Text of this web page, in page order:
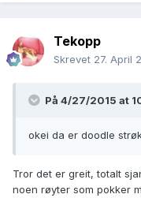
Tekopp
Skrevet 27. April
På 4/27/2015 at
okei da er doodle
Tror det er greit, totalt
noen røyter som pokker